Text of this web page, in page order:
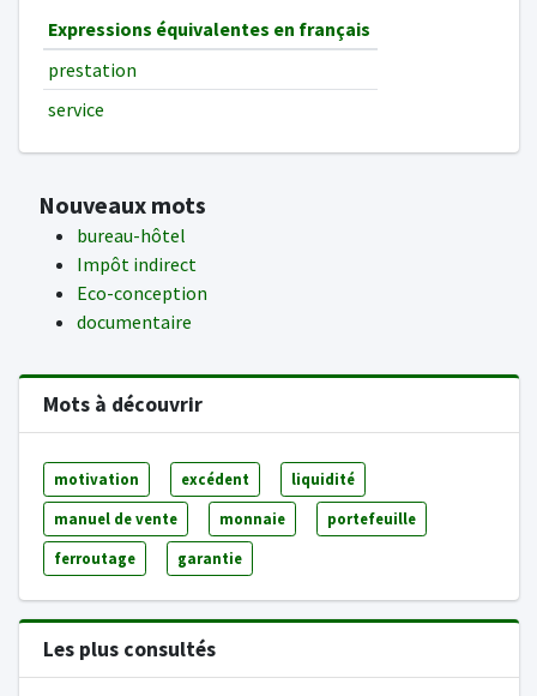
Expressions équivalentes en français
prestation
service
Nouveaux mots
bureau-hôtel
Impôt indirect
Eco-conception
documentaire
Mots à découvrir
motivation excédent liquidité
manuel de vente monnaie portefeuille
ferroutage garantie
Les plus consultés